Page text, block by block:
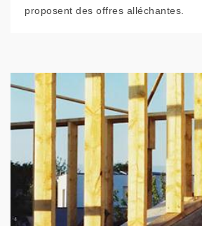
proposent des offres alléchantes.